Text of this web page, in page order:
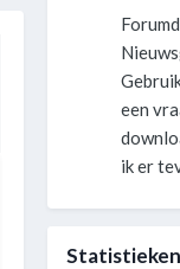
een
ik er
Statistieken